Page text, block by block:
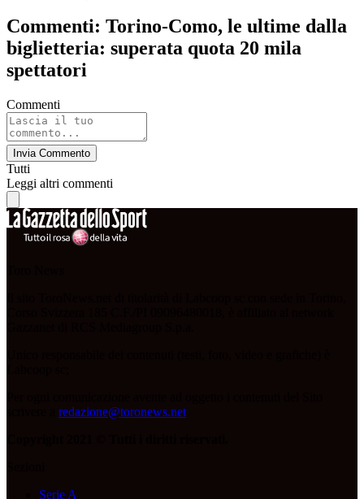
Commenti: Torino-Como, le ultime dalla
biglietteria: superata quota 20 mila
spettatori
Commenti
Invia Commento
Tutti
Leggi altri commenti
redazione@toronews.net
Serie A